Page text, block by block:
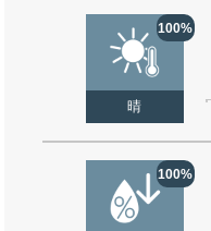
100%
晴
100%